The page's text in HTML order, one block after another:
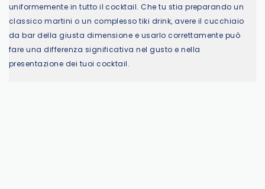
uniformemente in tutto il cocktail. Che tu stia preparando un
classico martini o un complesso tiki drink, avere il cucchiaio
da bar della giusta dimensione e usarlo correttamente può
fare una differenza significativa nel gusto e nella
presentazione dei tuoi cocktail.